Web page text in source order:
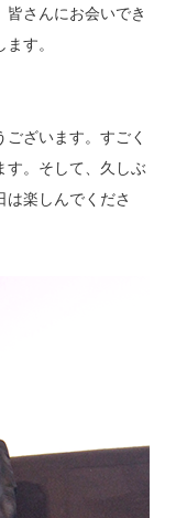
さんにお会いでき
す。
ざいます。すごく
す。そして、久しぶ
は楽しんでくださ